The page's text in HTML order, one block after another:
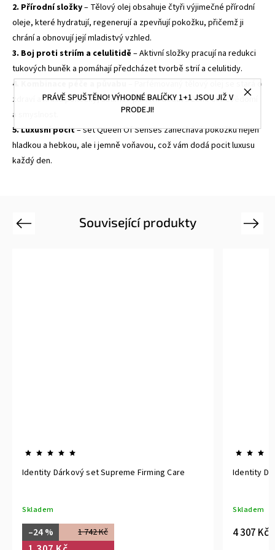
PRÁVĚ SPUŠTĚNO! VÝHODNÉ BALÍČKY 1+1 JSOU JIŽ V
PRODEJI!
2. Přírodní složky– Tělový olej obsahuje čtyři výjimečné přírodní
oleje, které hydratují, regenerují a zpevňují pokožku, přičemž ji
chrání a obnovují její mladistvý vzhled.
3. Boj proti striím a celulitidě – Aktivní složky pracují na redukci
tukových buněk a pomáhají předcházet tvorbě strií a celulitidy.
4. Kombinace péče a půvabu
– Parfémovaný tělový olej se stará o
zdraví a krásu pokožky, zatímco parfém dodává ženě sebevědomí
a smyslnost.
5. Luxusní pocit– set Queen Of Senses zanechává pokožku nejen
hladkou a hebkou, ale i jemně voňavou, což vám dodá pocit luxusu
každý den.
Související produkty
Previous
Identity Dárkový set Supreme Firming Care
Skladem
1 742 Kč
–24 %
Identity
Skladem
4 307 Kč
Next